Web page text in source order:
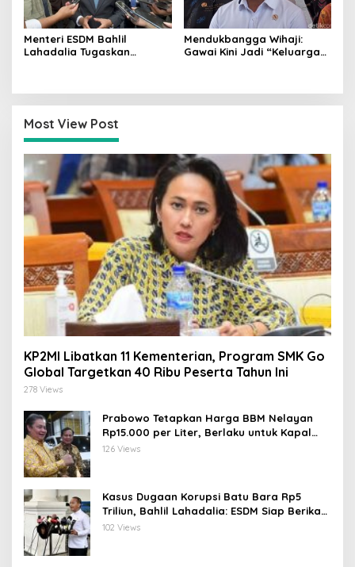
Menteri ESDM Bahlil
Lahadalia Tugaskan
Mendukbangga Wihaji:
Gawai Kini Jadi “Keluarga
Most View Post
KP2MI Libatkan 11 Kementerian, Program SMK Go
Global Targetkan 40 Ribu Peserta Tahun Ini
278 Views
Prabowo Tetapkan Harga BBM Nelayan
Rp15.000 per Liter, Berlaku untuk Kapal
30-200 GT
126 Views
Kasus Dugaan Korupsi Batu Bara Rp5
Triliun, Bahlil Lahadalia: ESDM Siap Berikan
Data
102 Views